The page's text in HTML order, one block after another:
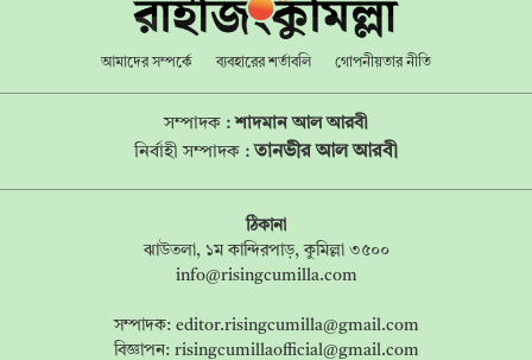
আমাদের সম্পর্কে ব্যবহারের শর্তাবলি গোপনীয়তার নীতি
সম্পাদক :শাদমান আল আরবী
নির্বাহী সম্পাদক :তানভীর আল আরবী
ঠিকানা
ঝাউতলা, ১ম কান্দিরপাড়, কুমিল্লা ৩৫০০
info@risingcumilla.com
সম্পাদক: editor.risingcumilla@gmail.com
বিজ্ঞাপন: risingcumillaofficial@gmail.com